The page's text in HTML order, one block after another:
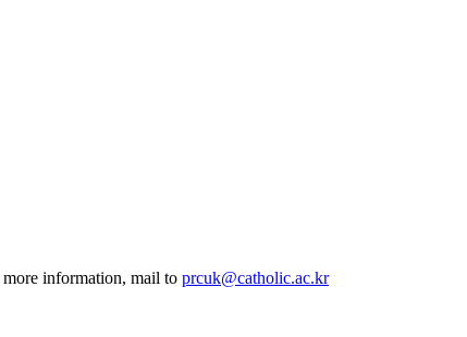
information, mail to prcuk@catholic.ac.kr